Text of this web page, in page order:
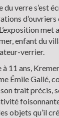
du verre s’est
met
enfant du
verrier.
11 ans,
Émile Gallé,
trait précis,
objets qu’il